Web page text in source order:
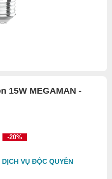
15W MEGAMAN -
-20%
VỤ ĐỘC QUYỀN